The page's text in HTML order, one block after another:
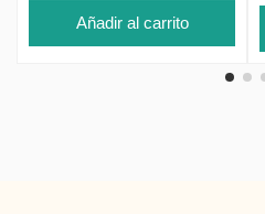
Añadir al carrito